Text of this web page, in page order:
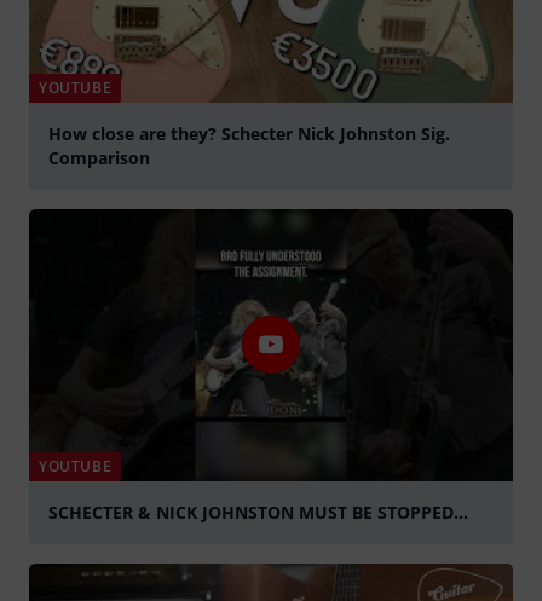
YOUTUBE
How close are they? Schecter Nick Johnston Sig.
Comparison
YOUTUBE
SCHECTER & NICK JOHNSTON MUST BE STOPPED...